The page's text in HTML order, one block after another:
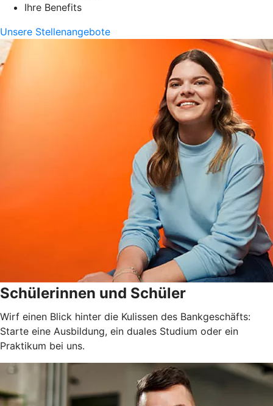
Ihre Benefits
Unsere Stellenangebote
Schülerinnen und Schüler
Wirf einen Blick hinter die Kulissen des Bankgeschäfts:
Starte eine Ausbildung, ein duales Studium oder ein
Praktikum bei uns.